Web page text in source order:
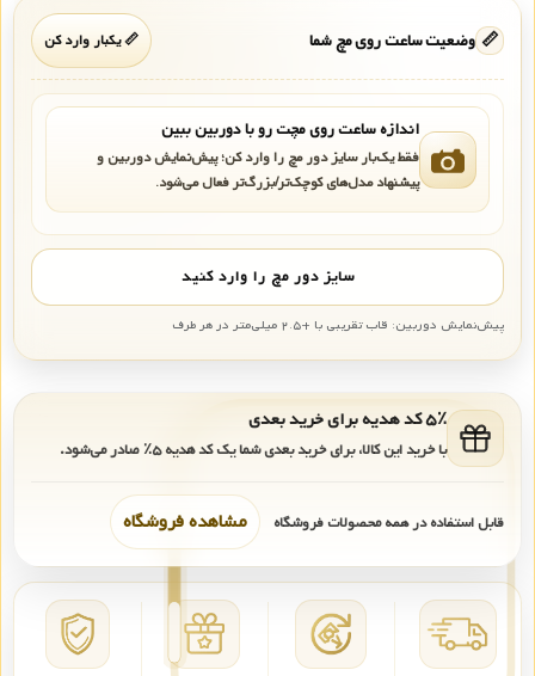
📏 وضعیت ساعت روی مچ شما 📏 یکبار وارد کن
اندازه ساعت روی مچت رو با دوربین ببین
فقط یک‌بار سایز دور مچ را وارد کن؛ پیش‌نمایش دوربین و
پیشنهاد مدل‌های کوچک‌تر/بزرگ‌تر فعال می‌شود.
سایز دور مچ را وارد کنید
پیش‌نمایش دوربین: قاب تقریبی با +۲.۵ میلی‌متر در هر طرف
۵٪ کد هدیه برای خرید بعدی
با خرید این کالا، برای خرید بعدی شما یک کد هدیه۵٪ صادر می‌شود.
قابل استفاده در همه محصولات فروشگاه مشاهده فروشگاه